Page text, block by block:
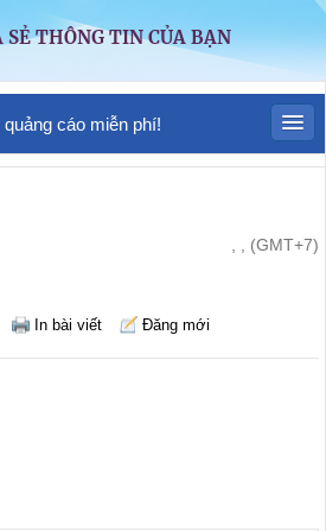
SẺ THÔNG TIN CỦA BẠN
cáo miễn phí!
, , (GMT+7)
In bài viết Đăng mới